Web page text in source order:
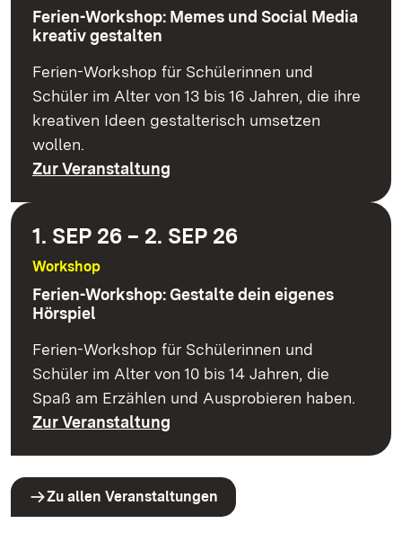
Ferien-Workshop: Memes und Social Media
kreativ gestalten
Ferien-Workshop für Schülerinnen und
Schüler im Alter von 13 bis 16 Jahren, die ihre
kreativen Ideen gestalterisch umsetzen
wollen.
Zur Veranstaltung
1. SEP 26 – 2. SEP 26
Workshop
Ferien-Workshop: Gestalte dein eigenes
Hörspiel
Ferien-Workshop für Schülerinnen und
Schüler im Alter von 10 bis 14 Jahren, die
Spaß am Erzählen und Ausprobieren haben.
Zur Veranstaltung
Zu allen Veranstaltungen